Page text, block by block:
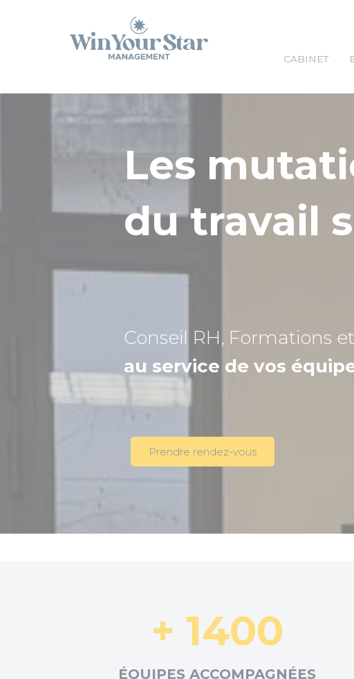
CABINET
Les
du travail
Conseil RH, Formations
au service de vos
Prendre rendez-vous
+ 1400
ÉQUIPES ACCOMPAGNÉES